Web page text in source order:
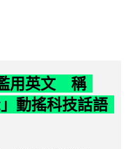
用英文 稱
動搖科技話語